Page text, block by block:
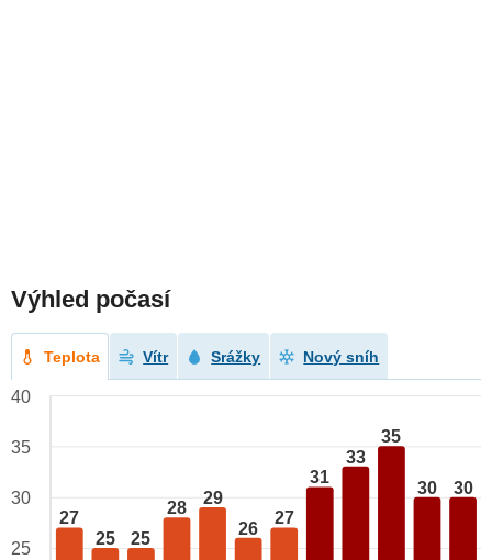
Výhled počasí
Teplota Vítr Srážky Nový sníh
27
25 25
28
29
26
27
31
33
35
30 30
40
35
30
25